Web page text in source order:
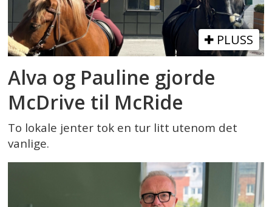
PLUSS
Alva og Pauline gjorde
McDrive til McRide
To lokale jenter tok en tur litt utenom det
vanlige.